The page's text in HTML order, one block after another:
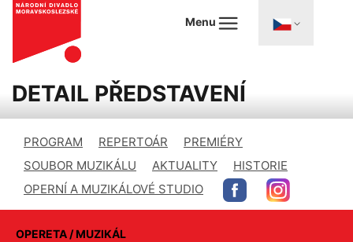
Menu
DETAIL PŘEDSTAVENÍ
PROGRAM REPERTOÁR
PREMIÉRY
SOUBOR MUZIKÁLU
AKTUALITY
HISTORIE
OPERNÍ A MUZIKÁLOVÉ STUDIO
OPERETA / MUZIKÁL